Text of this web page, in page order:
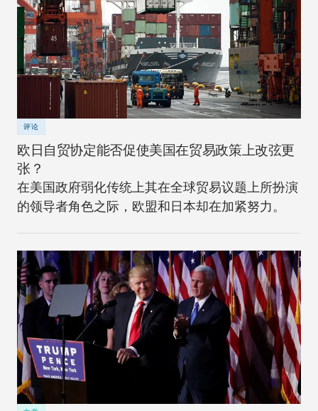
评论
欧日自贸协定能否促使美国在贸易政策上改弦更
张？
在美国政府弱化传统上其在全球贸易议题上所扮演
的领导者角色之际，欧盟和日本却在加紧努力。